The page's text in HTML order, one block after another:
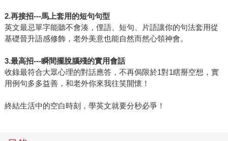
2.再接招---馬上套用的短句句型
英文最忌單字能聽不會湊，俚語、短句、片語讓你的句法套用從
基礎晉升語感修飾，老外美意也能自然而然心領神會。
3.最高招---瞬間擺脫腦殘的實用會話
收錄最符合大眾心理的對話應答，不再侷限於1對1瞎掰空想，實
用例句多多益善，和老外你來我往笑開懷！
終結生活中的空白時刻，學英文就要分秒必爭！